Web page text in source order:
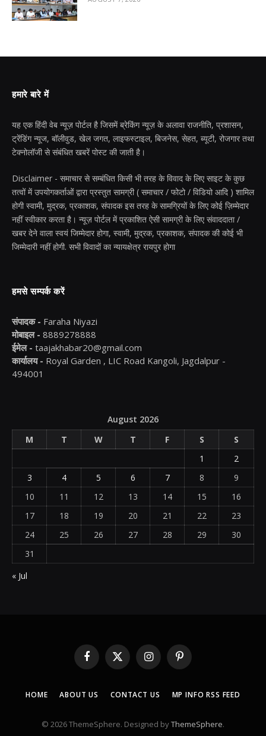
हमारे बारे में
यह एक हिंदी वेब न्यूज़ पोर्टल है जिसमें ब्रेकिंग न्यूज़ के अलावा राजनीति, प्रशासन,
ट्रेंडिंग न्यूज, बॉलीवुड, खेल जगत, लाइफस्टाइल, बिजनेस, सेहत, ब्यूटी, रोजगार तथा
टेक्नोलॉजी से संबंधित खबरें पोस्ट की जाती है।
Disclaimer - समाचार से सम्बंधित किसी भी तरह के विवाद के लिए साइट के कुछ
तत्वों में उपयोगकर्ताओं द्वारा प्रस्तुत सामग्री ( समाचार / फोटो / विडियो आदि ) शामिल
होगी स्वामी, मुद्रक, प्रकाशक, संपादक इस तरह के सामग्रियों के लिए कोई ज़िम्मेदार
नहीं स्वीकार करता है। न्यूज़ पोर्टल में प्रकाशित ऐसी सामग्री के लिए संवाददाता /
खबर देने वाला स्वयं जिम्मेदार होगा, स्वामी, मुद्रक, प्रकाशक, संपादक की कोई भी
जिम्मेदारी नहीं होगी. सभी विवादों का न्यायक्षेत्र रायपुर होगा
हमसे सम्पर्क करें
संपादक - Faraha Niyazi
मोबाइल - 8889278888
ईमेल - taajakhabar20@gmail.com
कार्यालय - Royal Garden , LIC Road Kangoli, Jagdalpur -
494001
August 2026
M
T W T F S
S
1
2
3
4 5 6 7 8
9
10
11 12 13 14 15
16
17
18 19 20 21 22
23
24
25 26 27 28 29
30
31
« Jul
Facebook
X
(Twitter)
InstagramPinterest
HOME ABOUT US CONTACT US MP INFO RSS FEED
© 2026 ThemeSphere. Designed byThemeSphere.